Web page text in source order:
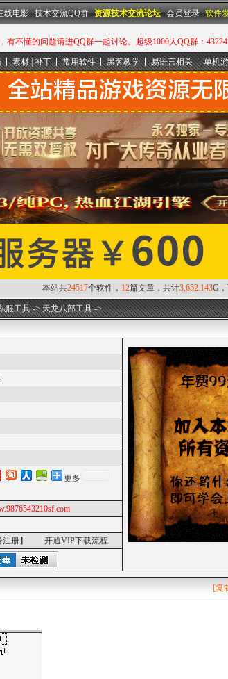
有不懂的问题请进QQ群一起讨论。超级1000人QQ群：
线电影 技术交流QQ群 资源技术交流论坛 会员登录 软件
素材 | 补丁 常用软件 黑客教学 易语言相关 单机
本站共24517个软件， 12篇文章，共计3,652.143G
服工具->天龙八部工具->
更多
注册】
开通VIP下载流程
[复